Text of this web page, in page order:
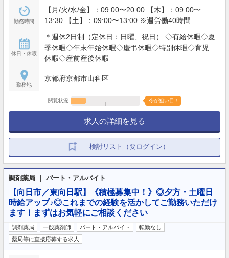
勤務時間
【月/火/水/金】：09:00〜20:00 【木】：09:00〜
13:30 【土】：09:00〜13:00 ※週労働40時間
休日・休暇
＊週休2日制（定休日：日曜、祝日） ◇有給休暇◇夏
季休暇◇年末年始休暇◇慶弔休暇◇特別休暇◇育児
休暇◇産前産後休暇
勤務地
京都府京都市山科区
閲覧状況 今が狙い目！
求人の詳細を見る
検討リスト（要ログイン）
調剤薬局 ｜ パート・アルバイト
【向日市／東向日駅】《積極募集中！》◎夕方・土曜日
時給アップ♪◎これまでの経験を活かしてご勤務いただけ
ます！まずはお気軽にご相談ください
調剤薬局 一般薬剤師 パート・アルバイト
転勤なし
薬局等に直接応募する求人